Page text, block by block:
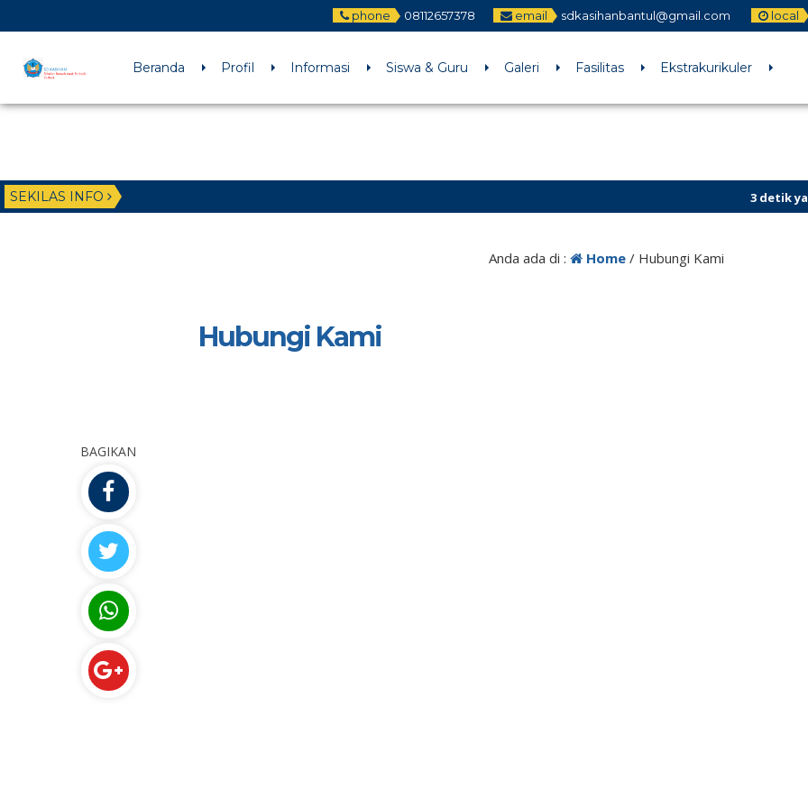
phone 08112657378 email sdkasihanbantul@gmail.com local
Beranda Profil Informasi Siswa & Guru Galeri Fasilitas Ekstrakurikuler
SEKILAS INFO
3 detik yang
Sekilas Info
Anda ada di : Home/ Hubungi Kami
Hubungi Kami
BAGIKAN